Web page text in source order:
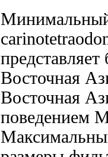
Восточная
Восточная
поведением